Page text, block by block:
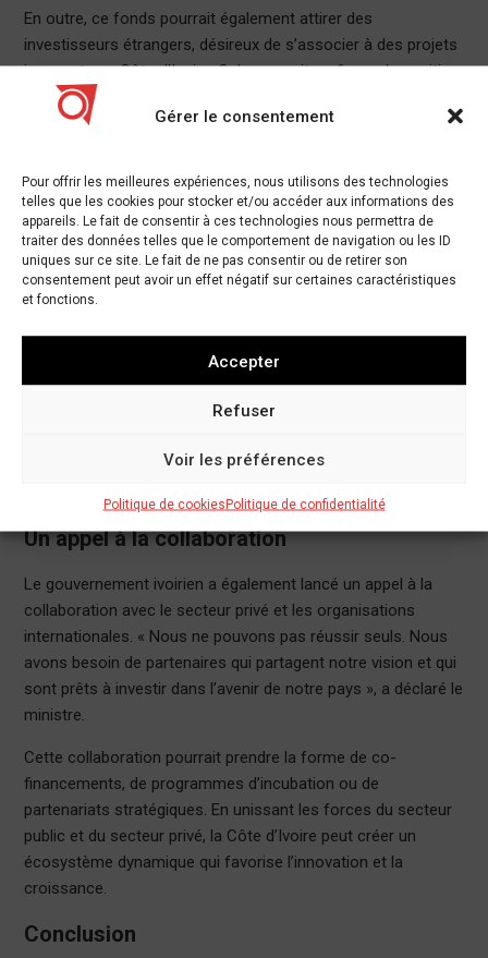
Gérer le consentement
Pour offrir les meilleures expériences, nous utilisons des technologies
telles que les cookies pour stocker et/ou accéder aux informations des
appareils. Le fait de consentir à ces technologies nous permettra de
traiter des données telles que le comportement de navigation ou les ID
uniques sur ce site. Le fait de ne pas consentir ou de retirer son
consentement peut avoir un effet négatif sur certaines caractéristiques
et fonctions.
Accepter
Refuser
Voir les préférences
Politique de cookiesPolitique de confidentialité
En outre, ce fonds pourrait également attirer des
investisseurs étrangers, désireux de s’associer à des projets
innovants en Côte d’Ivoire. Cela pourrait renforcer la position
du pays en tant que hub technologique en Afrique de l’Ouest,
attirant ainsi des talents et des ressources.
Malgré les avantages potentiels de ce fonds, plusieurs défis
doivent être surmontés. L’un des principaux obstacles reste
la bureaucratie et la lenteur des processus administratifs.
Pour que ce fonds soit efficace, il est crucial que les
De plus, il est essentiel de garantir que les fonds soient
alloués de manière transparente et équitable. La mise en
secteur pourrait aider à assurer que les meilleures idées
Un appel à la collaboration
Le gouvernement ivoirien a également lancé un appel à la
collaboration avec le secteur privé et les organisations
internationales. « Nous ne pouvons pas réussir seuls. Nous
avons besoin de partenaires qui partagent notre vision et qui
sont prêts à investir dans l’avenir de notre pays », a déclaré le
ministre.
Cette collaboration pourrait prendre la forme de co-
financements, de programmes d’incubation ou de
partenariats stratégiques. En unissant les forces du secteur
public et du secteur privé, la Côte d’Ivoire peut créer un
écosystème dynamique qui favorise l’innovation et la
croissance.
Conclusion